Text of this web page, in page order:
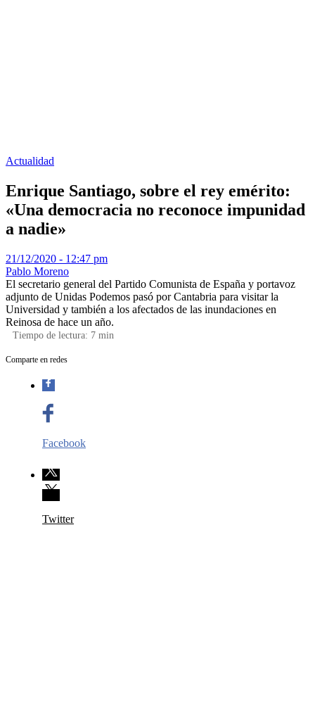
Actualidad
Enrique Santiago, sobre el rey emérito:
«Una democracia no reconoce impunidad
a nadie»
21/12/2020 - 12:47 pm
Pablo Moreno
El secretario general del Partido Comunista de España y portavoz
adjunto de Unidas Podemos pasó por Cantabria para visitar la
Universidad y también a los afectados de las inundaciones en
Reinosa de hace un año.
Tiempo de lectura: 7 min
Comparte en redes
Facebook
Twitter